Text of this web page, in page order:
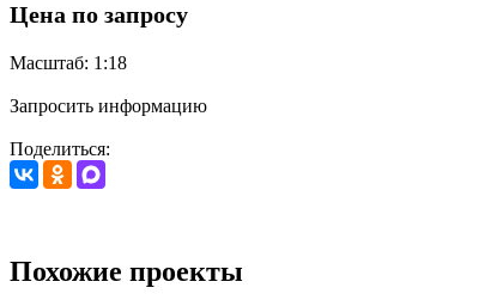
Цена по запросу
Масштаб: 1:18
Запросить информацию
Поделиться:
Похожие проекты